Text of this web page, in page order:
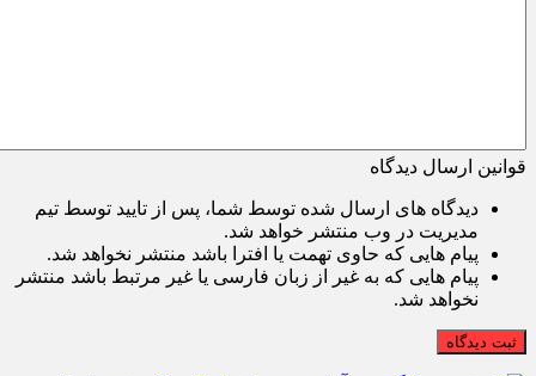
قوانین ارسال دیدگاه
دیدگاه های ارسال شده توسط شما، پس از تایید توسط تیم
مدیریت در وب منتشر خواهد شد.
پیام هایی که حاوی تهمت یا افترا باشد منتشر نخواهد شد.
پیام هایی که به غیر از زبان فارسی یا غیر مرتبط باشد منتشر
نخواهد شد.
ثبت دیدگاه